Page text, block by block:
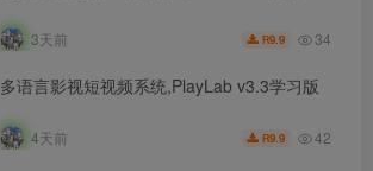
3天前 R9.9 34
多语言影视短视频系统,PlayLab v3.3学习版
4天前 R9.9 42